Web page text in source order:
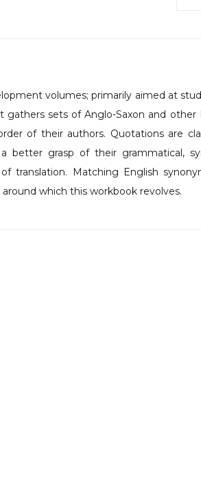
volumes; primarily aimed at
gathers sets of Anglo-Saxon and other
of their authors. Quotations are
better grasp of their grammatical,
translation. Matching English
which this workbook revolves.